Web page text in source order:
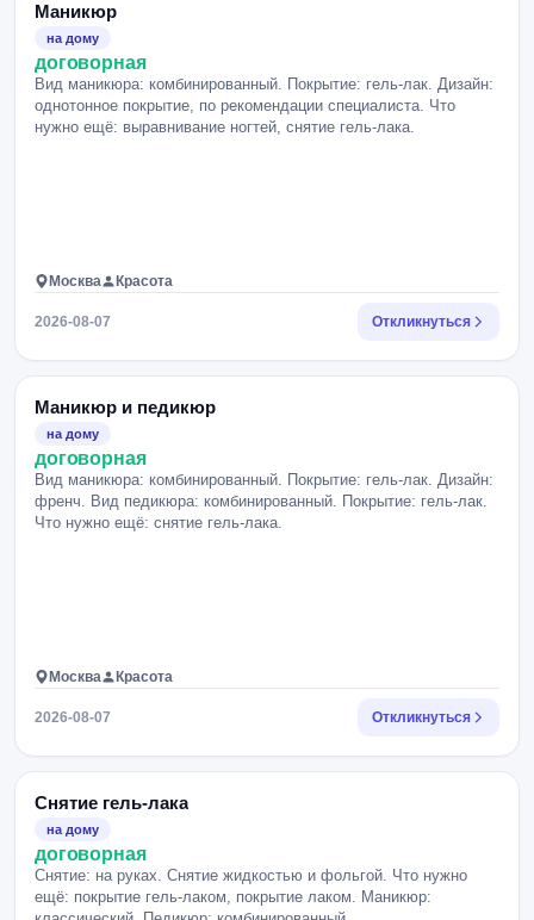
Маникюр
на дому
договорная
Вид маникюра: комбинированный. Покрытие: гель-лак. Дизайн:
однотонное покрытие, по рекомендации специалиста. Что
нужно ещё: выравнивание ногтей, снятие гель-лака.
Москва Красота
2026-08-07 Откликнуться
Маникюр и педикюр
на дому
договорная
Вид маникюра: комбинированный. Покрытие: гель-лак. Дизайн:
френч. Вид педикюра: комбинированный. Покрытие: гель-лак.
Что нужно ещё: снятие гель-лака.
Москва Красота
2026-08-07 Откликнуться
Снятие гель-лака
на дому
договорная
Снятие: на руках. Снятие жидкостью и фольгой. Что нужно
ещё: покрытие гель-лаком, покрытие лаком. Маникюр: